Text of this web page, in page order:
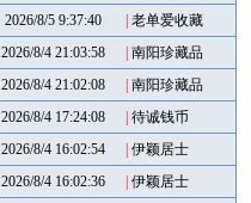
2026/8/5 9:37:40
老单爱收藏
2026/8/4 21:03:58
南阳珍藏品
2026/8/4 21:02:08
南阳珍藏品
2026/8/4 17:24:08
待诚钱币
2026/8/4 16:02:54
伊颖居士
2026/8/4 16:02:36 伊颖居士